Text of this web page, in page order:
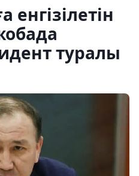
енгізілетін
туралы